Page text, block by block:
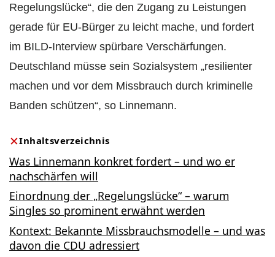
Regelungslücke“, die den Zugang zu Leistungen
gerade für EU-Bürger zu leicht mache, und fordert
im BILD-Interview spürbare Verschärfungen.
Deutschland müsse sein Sozialsystem „resilienter
machen und vor dem Missbrauch durch kriminelle
Banden schützen“, so Linnemann.
Inhaltsverzeichnis
Was Linnemann konkret fordert – und wo er
nachschärfen will
Einordnung der „Regelungslücke“ – warum
Singles so prominent erwähnt werden
Kontext: Bekannte Missbrauchsmodelle – und was
davon die CDU adressiert